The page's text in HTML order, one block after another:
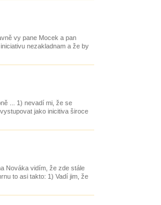
vy pane Mocek a pan
nezakladnam a že by
... 1) nevadí mi, že se
jako inicitiva široce
Nováka vidím, že zde stále
to asi takto: 1) Vadí jim, že